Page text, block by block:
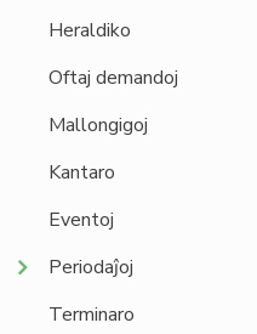
Heraldiko
Oftaj demandoj
Mallongigoj
Kantaro
Eventoj
Periodaĵoj
Terminaro